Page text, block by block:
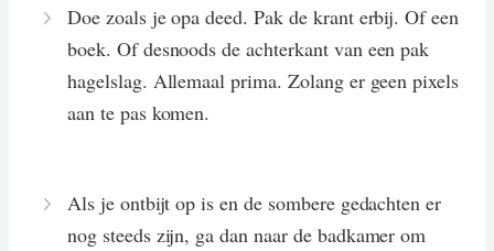
Doe zoals je opa deed. Pak de krant erbij. Of een
boek. Of desnoods de achterkant van een pak
hagelslag. Allemaal prima. Zolang er geen pixels
aan te pas komen.
Als je ontbijt op is en de sombere gedachten er
nog steeds zijn, ga dan naar de badkamer om